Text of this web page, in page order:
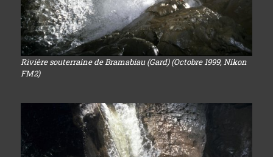
Rivière souterraine de Bramabiau (Gard) (Octobre 1999, Nikon
FM2)